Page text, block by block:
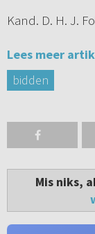
Kand. D. H. J.
Lees meer
bidden
Mis niks,